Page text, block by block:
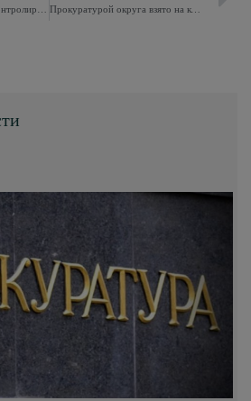
Прокуратурой округа взято на контроль установление обстоятельств ДТП со смертельным исходом